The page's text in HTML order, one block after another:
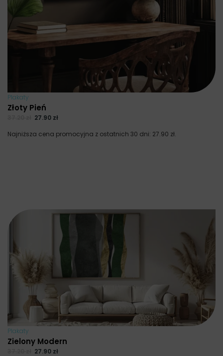
Plakaty
Złoty Pień
27.90 zł
Najniższa cena promocyjna z ostatnich 30 dni: 27.90 zł.
Plakaty
Zielony Modern
27.90 zł